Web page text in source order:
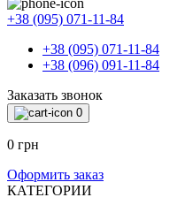
+38 (095) 071-11-84
+38 (095) 071-11-84
+38 (096) 091-11-84
Заказать звонок
0
0 грн
Оформить заказ
КАТЕГОРИИ